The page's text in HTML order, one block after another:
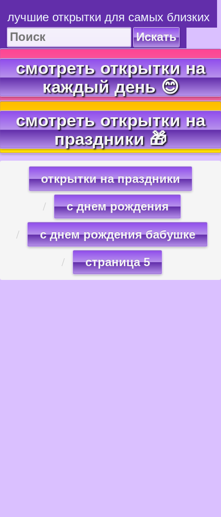
лучшие открытки для самых близких
Искать
смотреть открытки на
каждый день 😊
смотреть открытки на
праздники 🎁
открытки на праздники
с днем рождения
с днем рождения бабушке
страница 5